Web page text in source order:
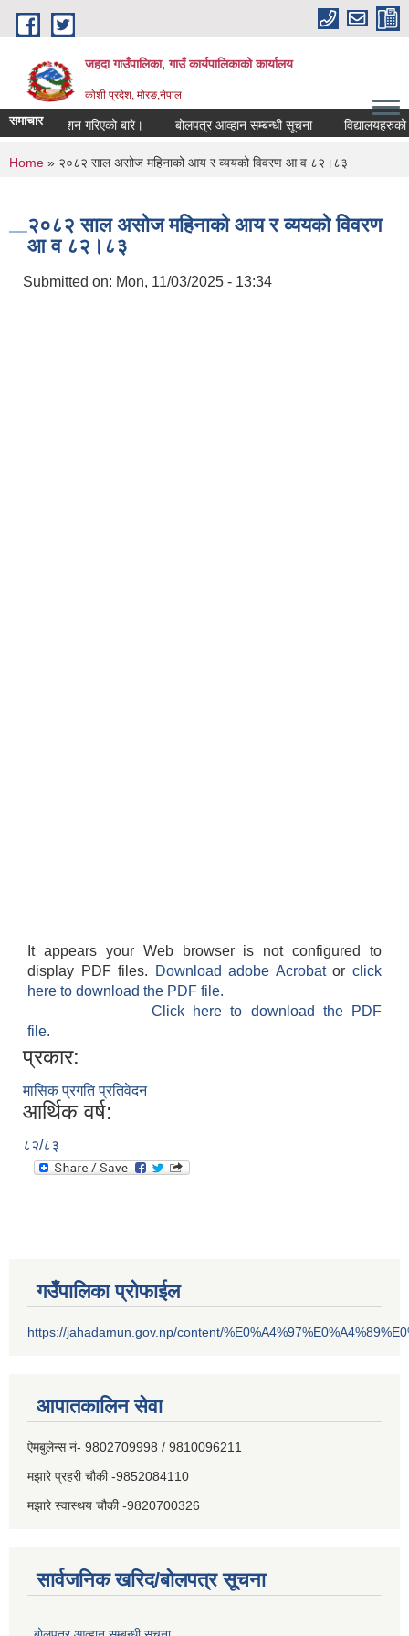
Skip to main content
जहदा गाउँपालिका, गाउँ कार्यपालिकाको कार्यालय
कोशी प्रदेश, मोरङ,नेपाल
समाचार
सुचना प्रकाशन गरिएको बारे। बोलपत्र आव्हान सम्बन्धी सूचना विद्यालयहरुको
You are here
Home » २०८२ साल असोज महिनाको आय र व्ययको विवरण आ व ८२।८३
२०८२ साल असोज महिनाको आय र व्ययको विवरण
आ व ८२।८३
Submitted on: Mon, 11/03/2025 - 13:34
It appears your Web browser is not configured to
display PDF files.
Download adobe Acrobatorclick
here to download the PDF file.
Click here to download the PDF
file.
प्रकार:
मासिक प्रगति प्रतिवेदन
आर्थिक वर्ष:
८२/८३
गउँपालिका प्रोफाईल
https://jahadamun.gov.np/content/
आपातकालिन सेवा
ऐमबुलेन्स नं- 9802709998 / 9810096211
मझारे प्रहरी चौकी -9852084110
मझारे स्वास्थय चौकी -9820700326
सार्वजनिक खरिद/बोलपत्र सूचना